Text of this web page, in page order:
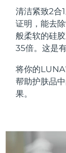
清洁紧致2合
证明，能去
般柔软的硅
35倍。这是
将你的LUNA
帮助护肤品
果。
FAQ™ 抗老
抗老
比利时
百慕大
波斯尼亚和
文莱
保加利亚
智利